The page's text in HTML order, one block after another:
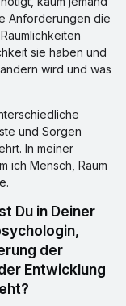
Anforderungen die
sie haben und
wird und was
und Sorgen
In meiner
ich Mensch, Raum
der
Entwicklung